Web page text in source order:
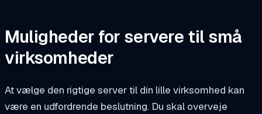
Muligheder for servere til små
virksomheder
At vælge den rigtige server til din lille virksomhed kan
være en udfordrende beslutning. Du skal overveje